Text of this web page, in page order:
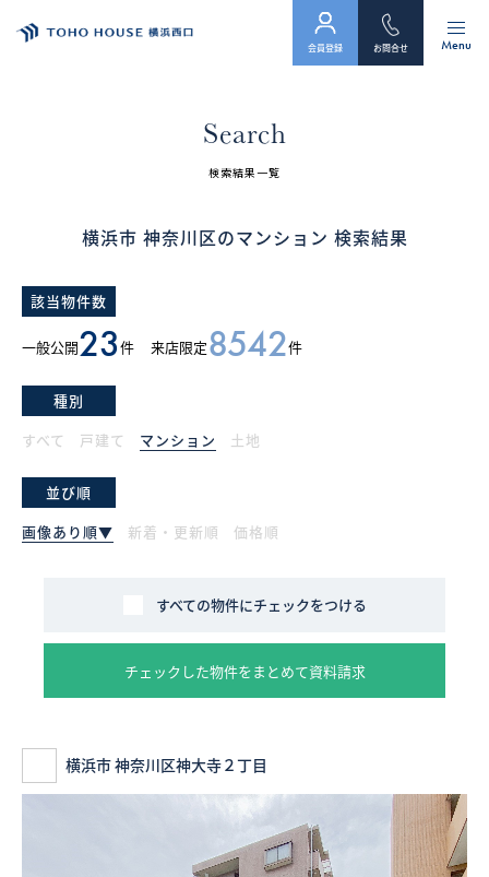
会社案内
お客様の声
お知らせ
採用情報
お気に入り物件一覧
サイトマップ
お気に入り物件一覧
Menu
お問合せ
会員登録
Search
検索結果一覧
横浜市 神奈川区のマンション 検索結果
該当物件数
一般公開23件 来店限定8542件
種別
すべて
戸建て マンション 土地
並び順
画像あり順▼
新着・更新順 価格順
すべての物件にチェックをつける
チェックした物件をまとめて資料請求
横浜市 神奈川区神大寺２丁目